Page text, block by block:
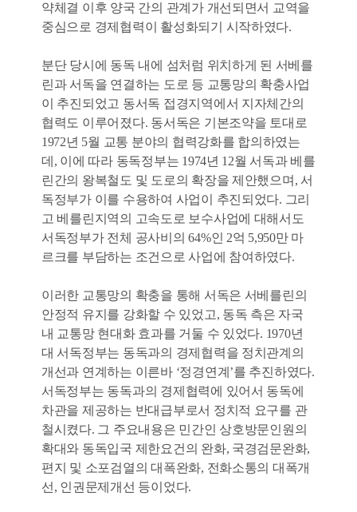
약체결 이후 양국 간의 관계가 개선되면서 교역을
중심으로 경제협력이 활성화되기 시작하였다.
분단 당시에 동독 내에 섬처럼 위치하게 된 서베를
린과 서독을 연결하는 도로 등 교통망의 확충사업
이 추진되었고 동서독 접경지역에서 지자체간의
협력도 이루어졌다. 동서독은 기본조약을 토대로
1972년 5월 교통 분야의 협력강화를 합의하였는
데, 이에 따라 동독정부는 1974년 12월 서독과 베를
린간의 왕복철도 및 도로의 확장을 제안했으며, 서
독정부가 이를 수용하여 사업이 추진되었다. 그리
고 베를린지역의 고속도로 보수사업에 대해서도
서독정부가 전체 공사비의 64%인 2억 5,950만 마
르크를 부담하는 조건으로 사업에 참여하였다.
이러한 교통망의 확충을 통해 서독은 서베를린의
안정적 유지를 강화할 수 있었고, 동독 측은 자국
내 교통망 현대화 효과를 거둘 수 있었다. 1970년
대 서독정부는 동독과의 경제협력을 정치관계의
개선과 연계하는 이른바 ‘정경연계’를 추진하였다.
서독정부는 동독과의 경제협력에 있어서 동독에
차관을 제공하는 반대급부로서 정치적 요구를 관
철시켰다. 그 주요내용은 민간인 상호방문인원의
확대와 동독입국 제한요건의 완화, 국경검문완화,
편지 및 소포검열의 대폭완화, 전화소통의 대폭개
선, 인권문제개선 등이었다.